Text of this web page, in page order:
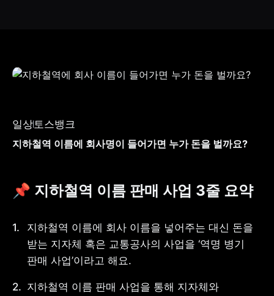
일상 토스뱅크
지하철역 이름에 회사명이 들어가면 누가 돈을 벌까요?
📌 지하철역 이름 판매 사업 3줄 요약
지하철역 이름에 회사 이름을 넣어주는 대신 돈을
받는 지자체 혹은 교통공사의 사업을 ‘역명 병기
판매 사업’이라고 해요.
지하철역 이름 판매 사업을 통해 지자체와